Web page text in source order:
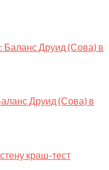
Друид (Сова) в